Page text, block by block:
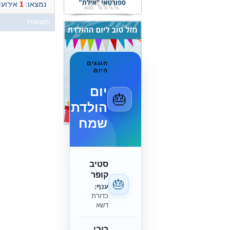
🎂
חוגגים
היום
יום
הולדת
שמח
🎂
סטיב
קופר
ענף:
כדורת
דשא
נמצאו: 1
תוצאות